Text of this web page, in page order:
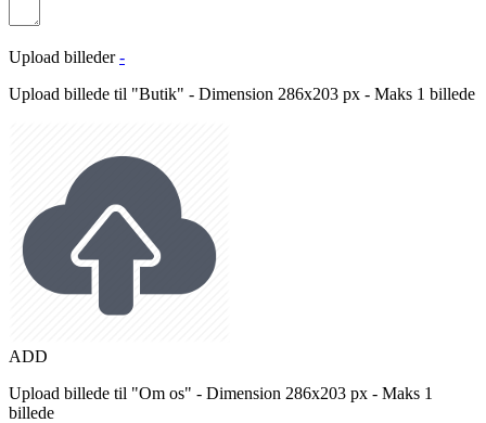
Upload billeder -
Upload billede til "Butik" - Dimension 286x203 px - Maks 1 billede
ADD
Upload billede til "Om os" - Dimension 286x203 px - Maks 1
billede